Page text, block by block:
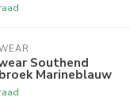
Southend
Marineblauw